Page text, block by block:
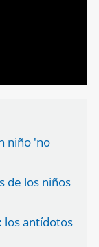
niño 'no
de los niños
los antídotos